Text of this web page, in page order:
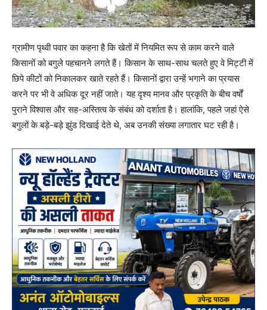
ग्रामीण पृथ्वी पवार का कहना है कि खेतों में नियमित रूप से काम करने वाले
किसानों को बगुले पहचानने लगते हैं। किसान के साथ-साथ चलते हुए वे मिट्टी में
छिपे कीटों को निकालकर खाते रहते हैं। किसानों द्वारा उन्हें भगाने का प्रयास
करने पर भी वे अधिक दूर नहीं जाते। यह दृश्य मानव और प्रकृति के बीच वर्षों
पुराने विश्वास और सह-अस्तित्व के संबंध को दर्शाता है। हालांकि, पहले जहां ऐसे
बगुलों के बड़े-बड़े झुंड दिखाई देते थे, अब उनकी संख्या लगातार घट रही है।